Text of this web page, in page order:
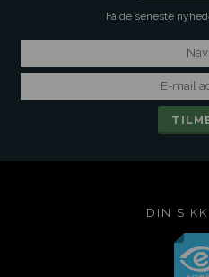
Få de seneste
DIN